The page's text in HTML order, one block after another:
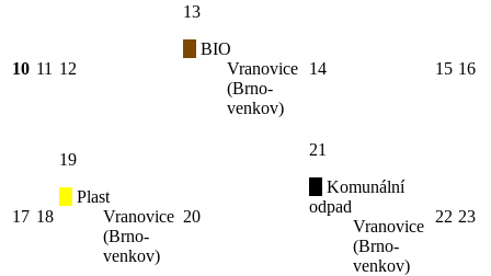
10 11 12
13
BIO
Vranovice
(Brno-
venkov)
14 15 16
17 18
19
Plast
Vranovice
(Brno-
venkov)
20
21
Komunální
odpad
Vranovice
(Brno-
venkov)
22 23